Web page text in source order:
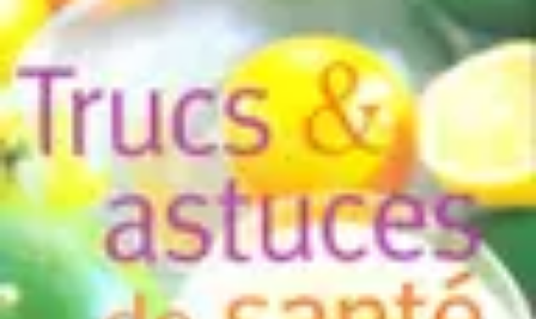
Astuces Rubik Cube
Astuces et Techniques
Techniques de SpeedcubingAstuces et
techniques
Techniques et Astuces
Astuces Rubik Cube